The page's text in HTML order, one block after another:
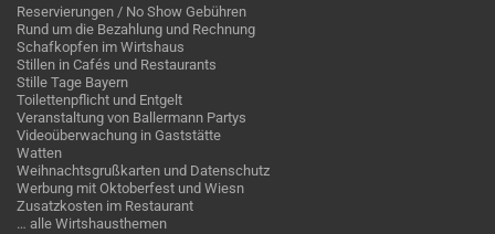
Reservierungen / No Show Gebühren
Rund um die Bezahlung und Rechnung
Schafkopfen im Wirtshaus
Stillen in Cafés und Restaurants
Stille Tage Bayern
Toilettenpflicht und Entgelt
Veranstaltung von Ballermann Partys
Videoüberwachung in Gaststätte
Watten
Weihnachtsgrußkarten und Datenschutz
Werbung mit Oktoberfest und Wiesn
Zusatzkosten im Restaurant
… alle Wirtshausthemen